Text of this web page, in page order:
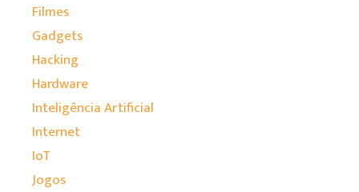
Filmes
Gadgets
Hacking
Hardware
Inteligência Artificial
Internet
IoT
Jogos